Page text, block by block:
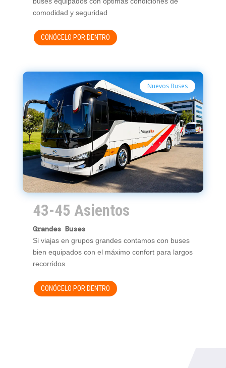
comodidad y seguridad
CONÓCELO POR DENTRO
Nuevos Buses
43-45 Asientos
Grandes Buses
Si viajas en grupos grandes contamos con buses
bien equipados con el máximo confort para largos
recorridos
CONÓCELO POR DENTRO